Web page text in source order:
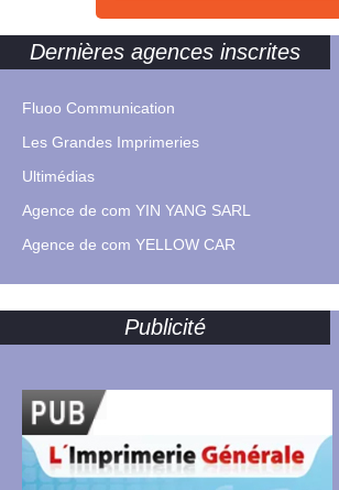
Dernières agences inscrites
Fluoo Communication
Les Grandes Imprimeries
Ultimédias
Agence de com YIN YANG SARL
Agence de com YELLOW CAR
Publicité